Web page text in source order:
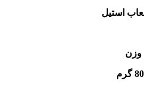
استیل
وزن
گرم